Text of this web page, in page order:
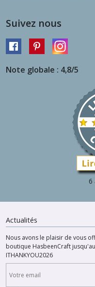
Suivez nous
Note globale : 4,8/5
6
Actualités
Nous avons le plaisir de vous
boutique HasbeenCraft
ITHANKYOU2026